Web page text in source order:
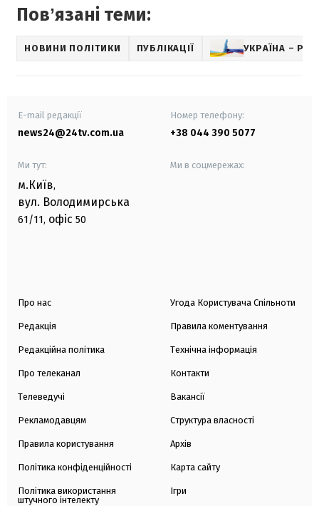
Повʼязані теми:
НОВИНИ ПОЛІТИКИ ПУБЛІКАЦІЇ УКРАЇНА –
E-mail редакції
news24@24tv.com.ua
Номер телефону:
+38 044 390 5077
Ми тут:
м.Київ,
вул. Володимирська
61/11, офіс 50
Ми в соцмережах:
Про нас
Редакція
Редакційна політика
Про телеканал
Телеведучі
Рекламодавцям
Правила користування
Політика конфіденційності
Політика використання
штучного інтелекту
Угода Користувача Спільноти
Правила коментування
Технічна інформація
Контакти
Вакансії
Структура власності
Архів
Карта сайту
Ігри